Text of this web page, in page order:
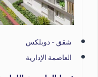
شقق - دوبلكس
العاصمة الإدارية